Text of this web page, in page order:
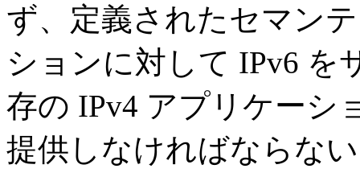
ず、定義されたセマン
ションに対して IPv6 を
存の IPv4 アプリケーシ
提供しなければならな